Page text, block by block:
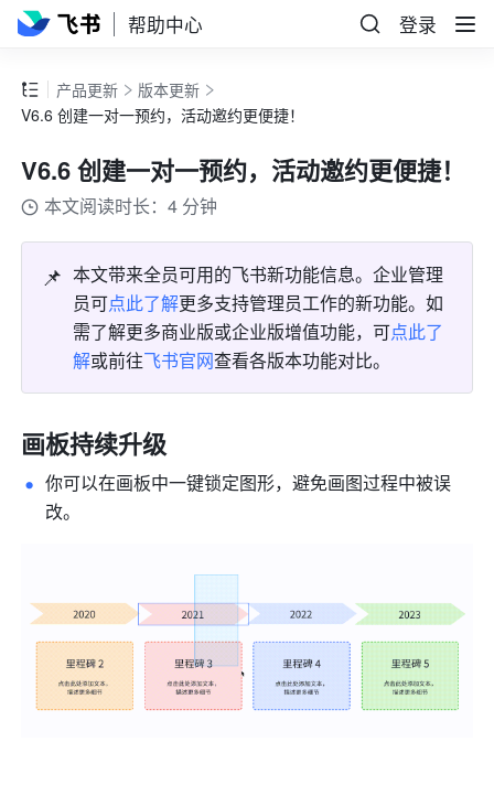
帮助中心 登录
产品更新
版本更新
V6.6 创建一对一预约，活动邀约更便捷！
V6.6 创建一对一预约，活动邀约更便捷！
本文阅读时长：4 分钟
📌 本文带来全员可用的飞书新功能信息。企业管理
员可点此了解更多支持管理员工作的新功能。如
需了解更多商业版或企业版增值功能，可点此了
解或前往飞书官网查看各版本功能对比。
画板持续升级
你可以在画板中一键锁定图形，避免画图过程中被误
改。